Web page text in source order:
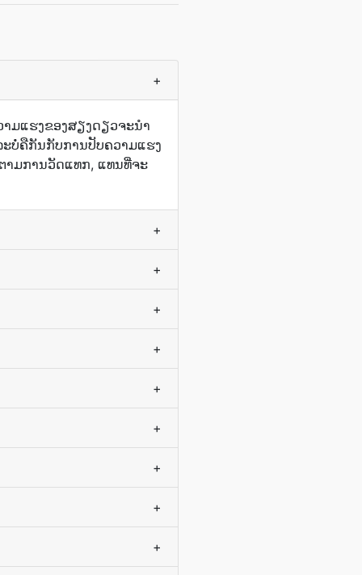
+
ມ​ແຮງ​ຂອງ​ສຽງ​ດຽວ​ຈະ​ນໍາ​
ະ​ບໍ່​ຄື​ກັນ​ກັບ​ການ​ປັບ​ຄວາມ​ແຮງ​
າມ​ການ​ວັດ​ແທກ, ແທນ​ທີ່​ຈະ​
+
+
+
+
+
+
+
+
+